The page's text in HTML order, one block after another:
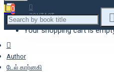
CONTACT
0
Your shopping cart is
Author
டேல் கார்னகி